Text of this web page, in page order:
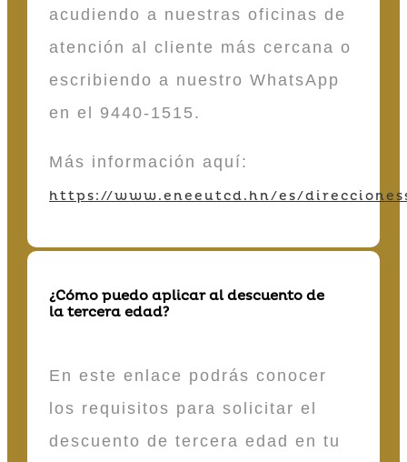
acudiendo a nuestras oficinas de
atención al cliente más cercana o
escribiendo a nuestro WhatsApp
en el 9440-1515.
Más información aquí:
https://www.eneeutcd.hn/es/
¿Cómo puedo aplicar al descuento de
la tercera edad?
En este enlace podrás conocer
los requisitos para solicitar el
descuento de tercera edad en tu